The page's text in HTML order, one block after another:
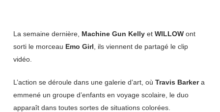
La semaine dernière, Machine Gun Kellyet WILLOWont
sorti le morceau Emo Girl , ils viennent de partagé le clip
vidéo.
L’action se déroule dans une galerie d’art, où Travis Barkera
emmené un groupe d’enfants en voyage scolaire, le duo
apparaît dans toutes sortes de situations colorées.